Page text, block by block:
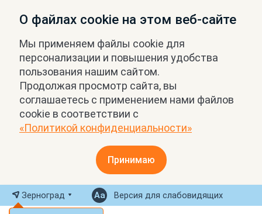
О файлах cookie на этом веб-сайте
Мы применяем файлы cookie для
персонализации и повышения удобства
пользования нашим сайтом.
Продолжая просмотр сайта, вы
соглашаетесь с применением нами файлов
cookie в соответствии с
«Политикой конфиденциальности»
Принимаю
Зерноград Версия для слабовидящих